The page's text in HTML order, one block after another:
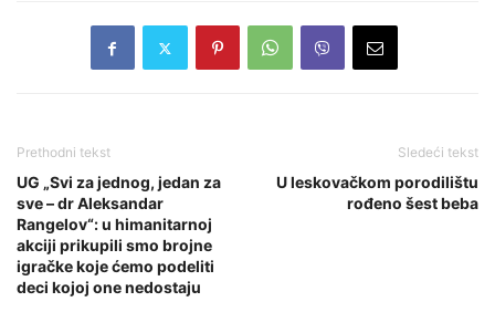
Prethodni tekst
UG „Svi za jednog, jedan za
sve – dr Aleksandar
Rangelov“: u himanitarnoj
akciji prikupili smo brojne
igračke koje ćemo podeliti
deci kojoj one nedostaju
Sledeći tekst
U leskovačkom porodilištu
rođeno šest beba